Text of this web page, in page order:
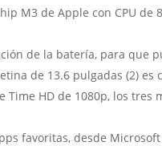
M3 de Apple con CPU
de la batería, para que
de 13.6 pulgadas (2)
Time HD de 1080p, los
apps favoritas, desde